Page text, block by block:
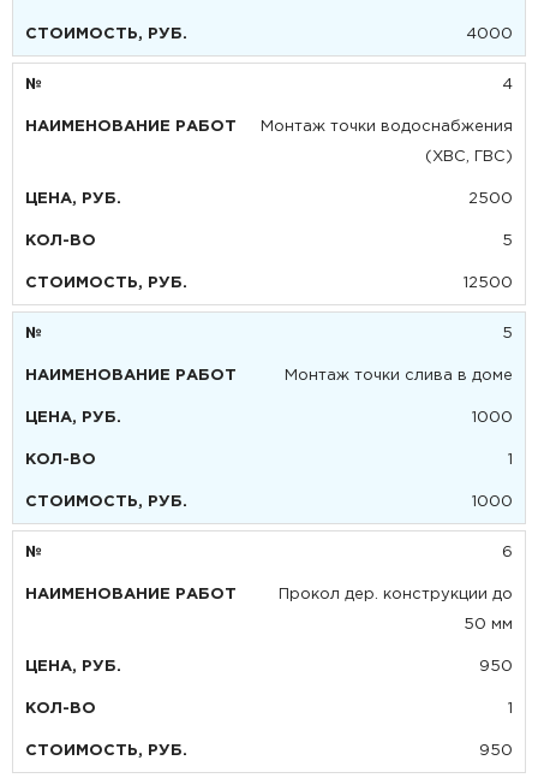
4000
4
Монтаж точки водоснабжения
(ХВС, ГВС)
2500
5
12500
5
Монтаж точки слива в доме
1000
1
1000
6
Прокол дер. конструкции до
50 мм
950
1
950